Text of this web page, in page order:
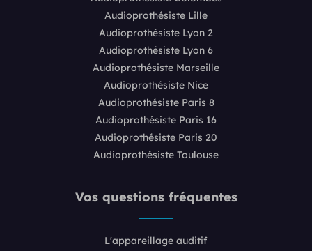
Audioprothésiste Lille
Audioprothésiste Lyon 2
Audioprothésiste Lyon 6
Audioprothésiste Marseille
Audioprothésiste Nice
Audioprothésiste Paris 8
Audioprothésiste Paris 16
Audioprothésiste Paris 20
Audioprothésiste Toulouse
Vos questions fréquentes
L'appareillage auditif